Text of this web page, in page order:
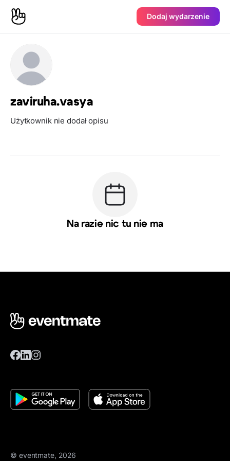
Dodaj wydarzenie
zaviruha.vasya
Użytkownik nie dodał opisu
Na razie nic tu nie ma
© eventmate, 2026